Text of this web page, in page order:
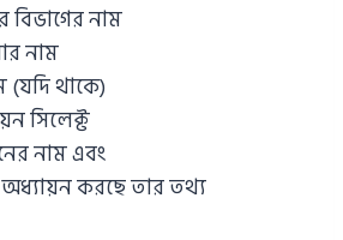
নাম
নাম
(যদি থাকে)
সিলেক্ট
নাম এবং
অধ্যায়ন করছে তার তথ্য